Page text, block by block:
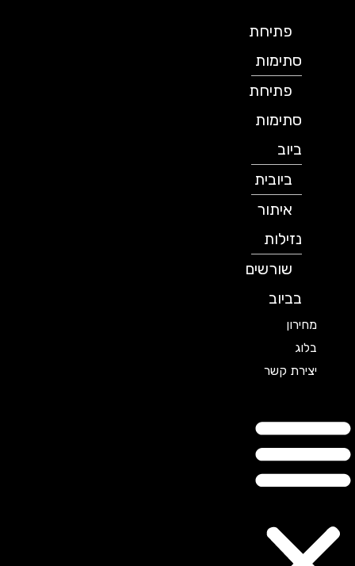
פתיחת
סתימות
פתיחת
סתימות
ביובית
איתור
נזילות
שורשים
בביוב
מחירון
יצירת קשר